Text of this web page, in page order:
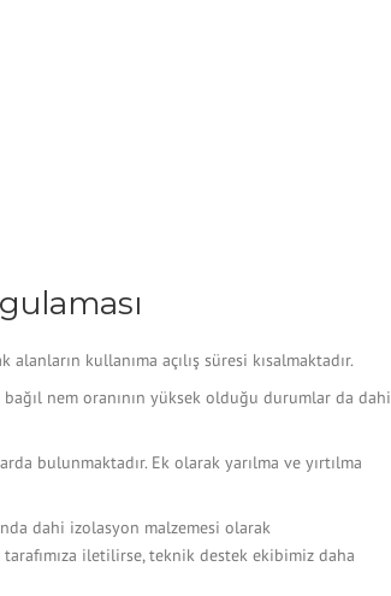
kullanıma açılış süresi kısalmaktadır.
nem oranının yüksek olduğu durumlar da dahi
bulunmaktadır. Ek olarak yarılma ve yırtılma
dahi izolasyon malzemesi olarak
iletilirse, teknik destek ekibimiz daha